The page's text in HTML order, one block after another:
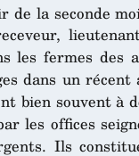
de la seconde
les fermes des
dans un
bien souvent à
les offices
Ils